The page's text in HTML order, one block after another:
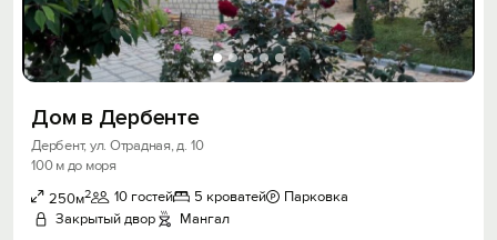
Дом в Дербенте
Дербент, ул. Отрадная, д. 10
100 м до моря
250м2 10 гостей 5 кроватей
Парковка
Закрытый двор
Мангал